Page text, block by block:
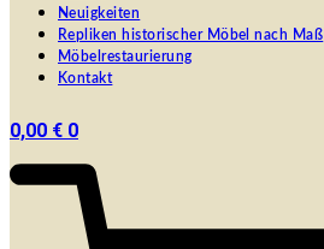
Neuigkeiten
Repliken historischer Möbel nach Maß
Möbelrestaurierung
Kontakt
0,00 € 0